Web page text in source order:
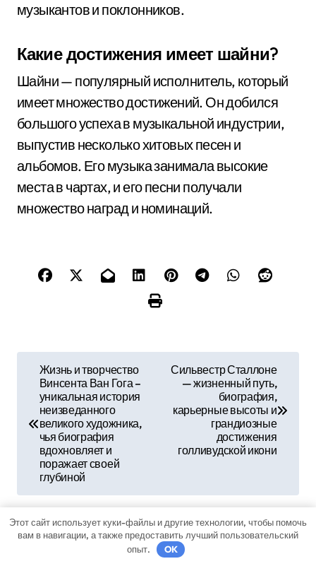
музыкантов и поклонников.
Какие достижения имеет шайни?
Шайни — популярный исполнитель, который
имеет множество достижений. Он добился
большого успеха в музыкальной индустрии,
выпустив несколько хитовых песен и
альбомов. Его музыка занимала высокие
места в чартах, и его песни получали
множество наград и номинаций.
в
а
ц
Жизнь и творчество
Винсента Ван Гога –
уникальная история
неизведанного
великого художника,
чья биография
вдохновляет и
поражает своей
глубиной
Сильвестр Сталлоне
— жизненный путь,
биография,
карьерные высоты и
грандиозные
достижения
голливудской икони
Bysib_ecometal
Этот сайт использует куки-файлы и другие технологии, чтобы помочь
вам в навигации, а также предоставить лучший пользовательский
опыт.
OK